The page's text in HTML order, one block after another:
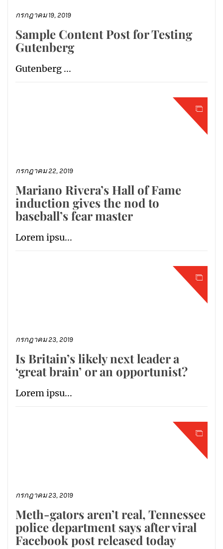
กรกฎาคม 19, 2019
Sample Content Post for Testing
Gutenberg
Gutenberg ...
กรกฎาคม 22, 2019
Mariano Rivera’s Hall of Fame
induction gives the nod to
baseball’s fear master
Lorem ipsu...
กรกฎาคม 23, 2019
Is Britain’s likely next leader a
‘great brain’ or an opportunist?
Lorem ipsu...
กรกฎาคม 23, 2019
Meth-gators aren’t real, Tennessee
police department says after viral
Facebook post released today